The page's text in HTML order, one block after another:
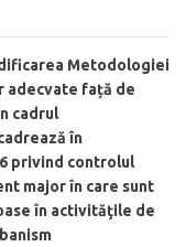
Metodologiei
adecvate față de
cadrul
în
privind controlul
major în care sunt
în activităţile de